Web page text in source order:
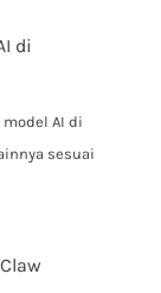
di
AI di
sesuai